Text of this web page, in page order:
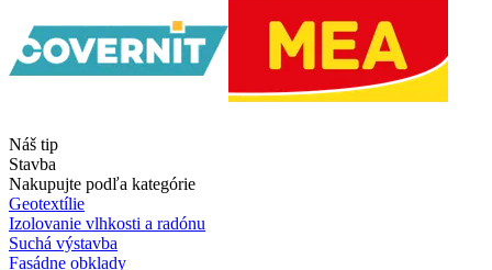
Náš tip
Stavba
Nakupujte podľa kategórie
Geotextílie
Izolovanie vlhkosti a radónu
Suchá výstavba
Fasádne obklady